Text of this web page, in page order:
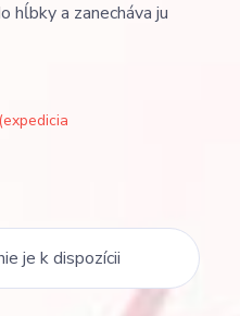
hĺbky a zanecháva ju
je k dispozícii